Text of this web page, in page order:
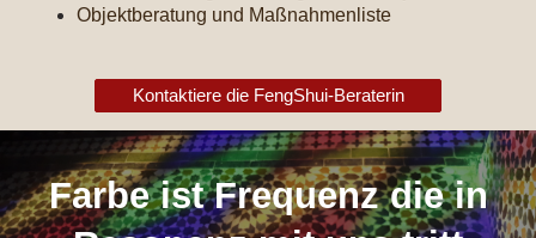
Objektberatung und Maßnahmenliste
Kontaktiere die FengShui-Beraterin
Farbe ist Frequenz die in